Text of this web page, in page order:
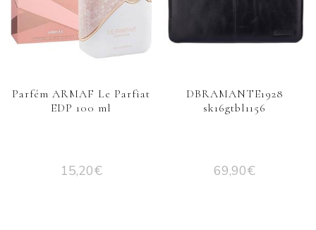
Parfém ARMAF Le Parfiat
EDP 100 ml
15,20€
DBRAMANTE1928
sk16gtbl1156
69,90€